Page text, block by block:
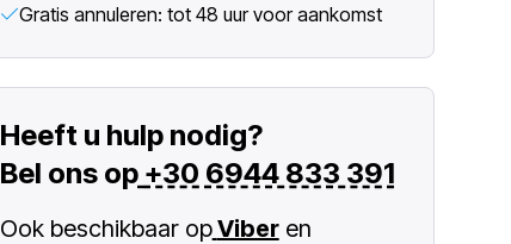
Gratis annuleren: tot 48 uur voor aankomst
Heeft u hulp nodig?
Bel ons op +30 6944 833 391
Ook beschikbaar opViber en